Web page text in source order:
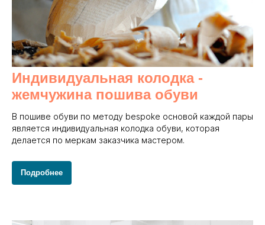
Индивидуальная колодка -
жемчужина пошива обуви
В пошиве обуви по методу bespoke основой каждой пары
является индивидуальная колодка обуви, которая
делается по меркам заказчика мастером.
Подробнее